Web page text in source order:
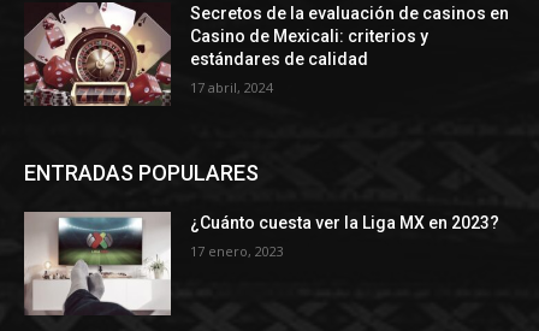
Secretos de la evaluación de casinos en
Casino de Mexicali: сriterios y
estándares de calidad
17 abril, 2024
ENTRADAS POPULARES
¿Cuánto cuesta ver la Liga MX en 2023?
17 enero, 2023